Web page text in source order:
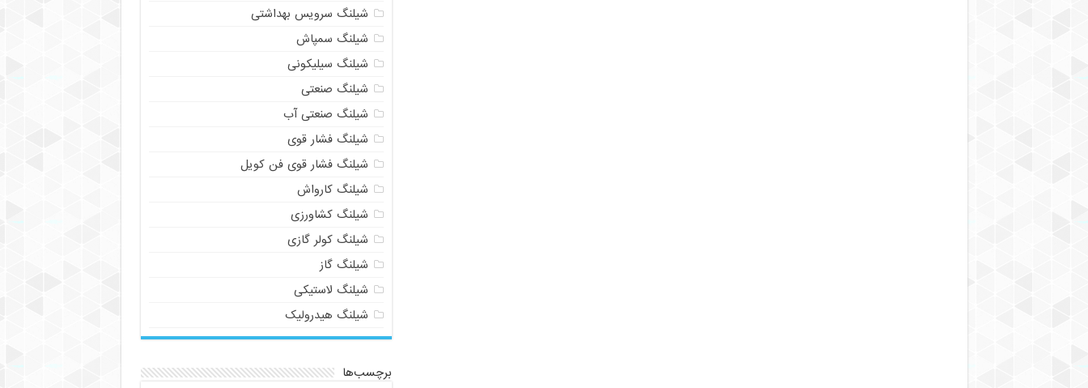
شیلنگ سرویس بهداشتی
شیلنگ سمپاش
شیلنگ سیلیکونی
شیلنگ صنعتی
شیلنگ صنعتی آب
شیلنگ فشار قوی
شیلنگ فشار قوی فن کویل
شیلنگ کارواش
شیلنگ کشاورزی
شیلنگ کولر گازی
شیلنگ گاز
شیلنگ لاستیکی
شیلنگ هیدرولیک
برچسب‌ها